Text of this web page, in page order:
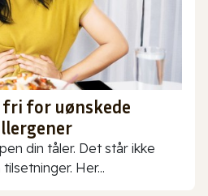
for uønskede
din tåler. Det står ikke
Her...